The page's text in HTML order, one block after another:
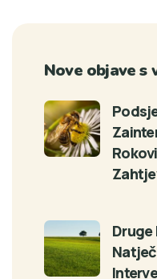
Nove objave s
Druge